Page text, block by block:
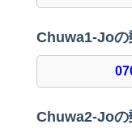
Chuwa1-Joの
Chuwa2-Joの